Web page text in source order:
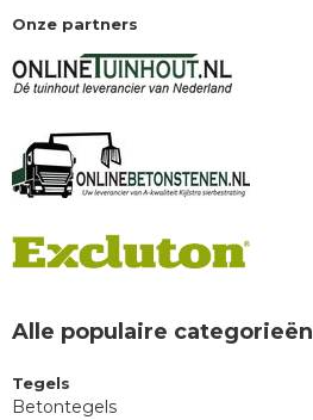
Onze partners
Alle populaire categorieën
Tegels
Betontegels